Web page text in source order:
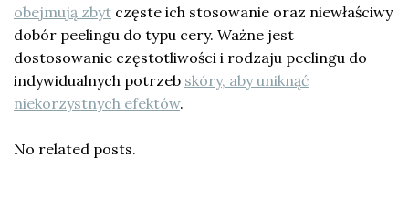
obejmują zbyt częste ich stosowanie oraz niewłaściwy
dobór peelingu do typu cery. Ważne jest
dostosowanie częstotliwości i rodzaju peelingu do
indywidualnych potrzeb skóry, aby uniknąć
niekorzystnych efektów.
No related posts.